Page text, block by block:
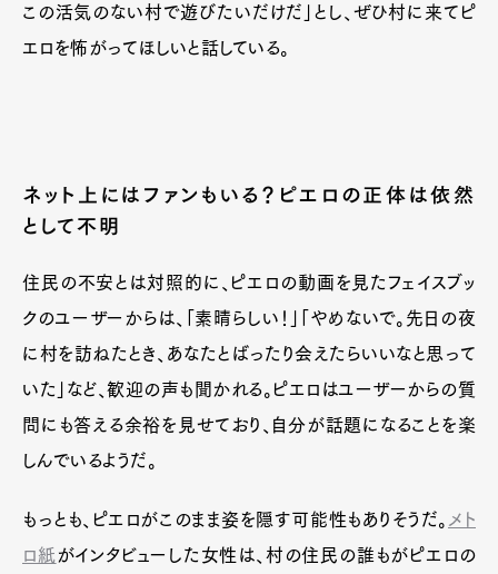
この活気のない村で遊びたいだけだ」とし、ぜひ村に来てピ
エロを怖がってほしいと話している。
ネット上にはファンもいる？ピエロの正体は依然
として不明
住民の不安とは対照的に、ピエロの動画を見たフェイスブッ
クのユーザーからは、「素晴らしい！」「やめないで。先日の夜
に村を訪ねたとき、あなたとばったり会えたらいいなと思って
いた」など、歓迎の声も聞かれる。ピエロはユーザーからの質
問にも答える余裕を見せており、自分が話題になることを楽
しんでいるようだ。
もっとも、ピエロがこのまま姿を隠す可能性もありそうだ。 メト
ロ紙 がインタビューした女性は、村の住民の誰もがピエロの